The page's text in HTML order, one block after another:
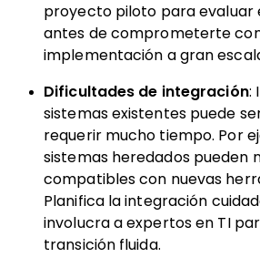
proyecto piloto para evaluar
antes de comprometerte
implementación a gran
Dificultades de integración:
sistemas existentes puede
requerir mucho tiempo. Por
sistemas heredados pueden
compatibles con nuevas
Planifica la integración
involucra a expertos en TI
transición fluida.